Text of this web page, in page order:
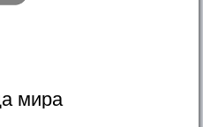
мира